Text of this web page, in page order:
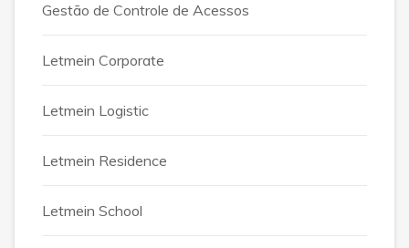
Gestão de Controle de Acessos
Letmein Corporate
Letmein Logistic
Letmein Residence
Letmein School